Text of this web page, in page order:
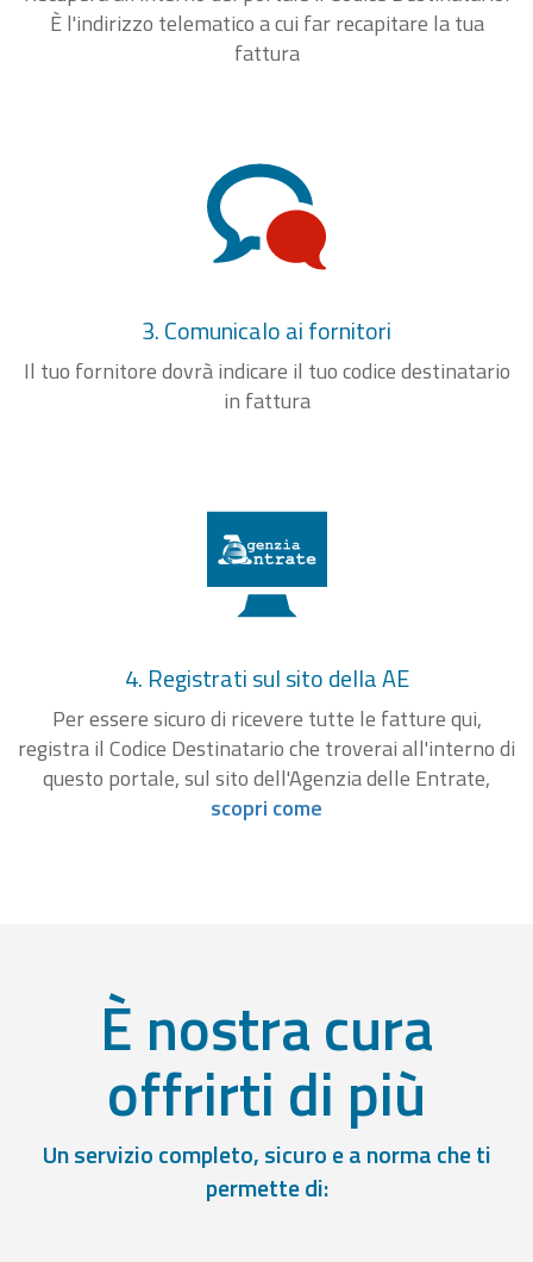
È l'indirizzo telematico a cui far recapitare la tua
fattura
3. Comunicalo ai fornitori
Il tuo fornitore dovrà indicare il tuo codice destinatario
in fattura
4. Registrati sul sito della AE
Per essere sicuro di ricevere tutte le fatture qui,
registra il Codice Destinatario che troverai all'interno di
questo portale, sul sito dell'Agenzia delle Entrate,
scopri come
È nostra cura
offrirti di più
Un servizio completo, sicuro e a norma che ti
permette di: